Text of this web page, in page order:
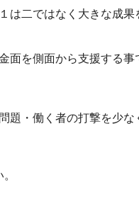
は二ではなく大きな成果
面を側面から支援する事
題・働く者の打撃を少な